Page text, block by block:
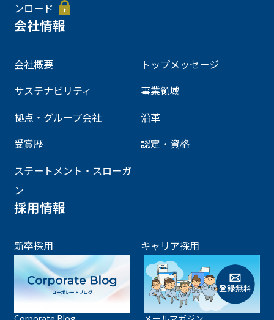
ンロード
会社情報
会社概要
トップメッセージ
サステナビリティ
事業領域
拠点・グループ会社
沿革
受賞歴
認定・資格
ステートメント・スローガ
ン
採用情報
新卒採用 キャリア採用